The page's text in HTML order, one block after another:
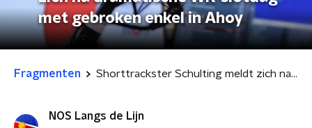
met gebroken enkel in Ahoy
Fragmenten Shorttrackster Schulting meldt zich na dramatische WK-slotdag met gebroken enkel in Ahoy
NOS Langs de Lijn